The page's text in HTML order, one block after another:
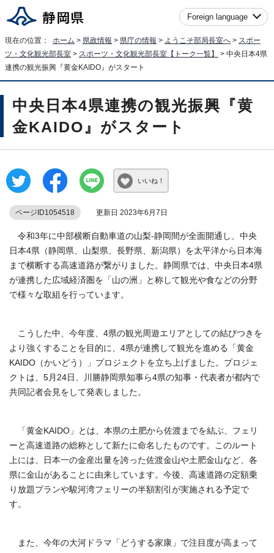
Foreign language
現在の位置： ホーム > 県政情報 > 県庁の情報 > ようこそ部局長室へ > スポー
ツ・文化観光部長室 > スポーツ・文化観光部長室【トーク一覧】
> 中央日本4県
連携の観光振興『黄金KAIDO』がスタート
中央日本4県連携の観光振興『黄
金KAIDO』がスタート
いいね！
ページID1054518 更新日 2023年6月7日
令和3年に中部横断自動車道の山梨-静岡間が全面開通し、中央
日本4県（静岡県、山梨県、長野県、新潟県）を太平洋から日本海
まで横断する高速道路が繋がりました。静岡県では、中央日本4県
が連携した広域経済圏を「山の洲」と称して観光や食などの分野
で様々な取組を行っています。
こうした中、今年度、4県の観光周遊エリアとしての結びつきを
より強くすることを目的に、4県が連携して観光を進める「黄金
KAIDO（かいどう）」プロジェクトを立ち上げました。プロジェ
クトは、5月24日、川勝静岡県知事ら4県の知事・代表者が都内で
共同記者会見をして発表しました。
「黄金KAIDO」とは、本県の土肥から佐渡までを結ぶ、フェリ
ーと高速道路の総称として新たに命名したものです。このルート
上には、日本一の金産出量を誇った佐渡金山や土肥金山など、各
県に金山があることに由来しています。今後、高速道路の定額乗
り放題プランや駿河湾フェリーの半額割引が実施される予定で
す。
また、今年の大河ドラマ「どうする家康」で注目度が高まって